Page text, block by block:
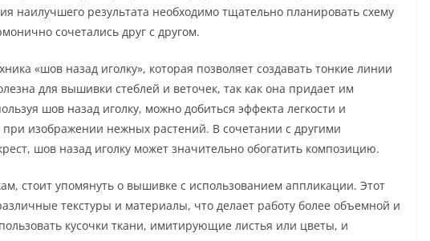
наилучшего результата необходимо тщательно планировать схему
сочетались друг с другом.
«шов назад иголку», которая позволяет создавать тонкие линии
для вышивки стеблей и веточек, так как она придает им
шов назад иголку, можно добиться эффекта легкости и
изображении нежных растений. В сочетании с другими
шов назад иголку может значительно обогатить композицию.
стоит упомянуть о вышивке с использованием аппликации. Этот
текстуры и материалы, что делает работу более объемной и
кусочки ткани, имитирующие листья или цветы, и